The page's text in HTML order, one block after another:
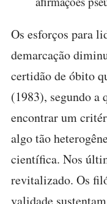
Os esforços para
demarcação
certidão de óbito
(1983), segundo a
encontrar um
algo tão
científica. Nos
revitalizado. Os
validade